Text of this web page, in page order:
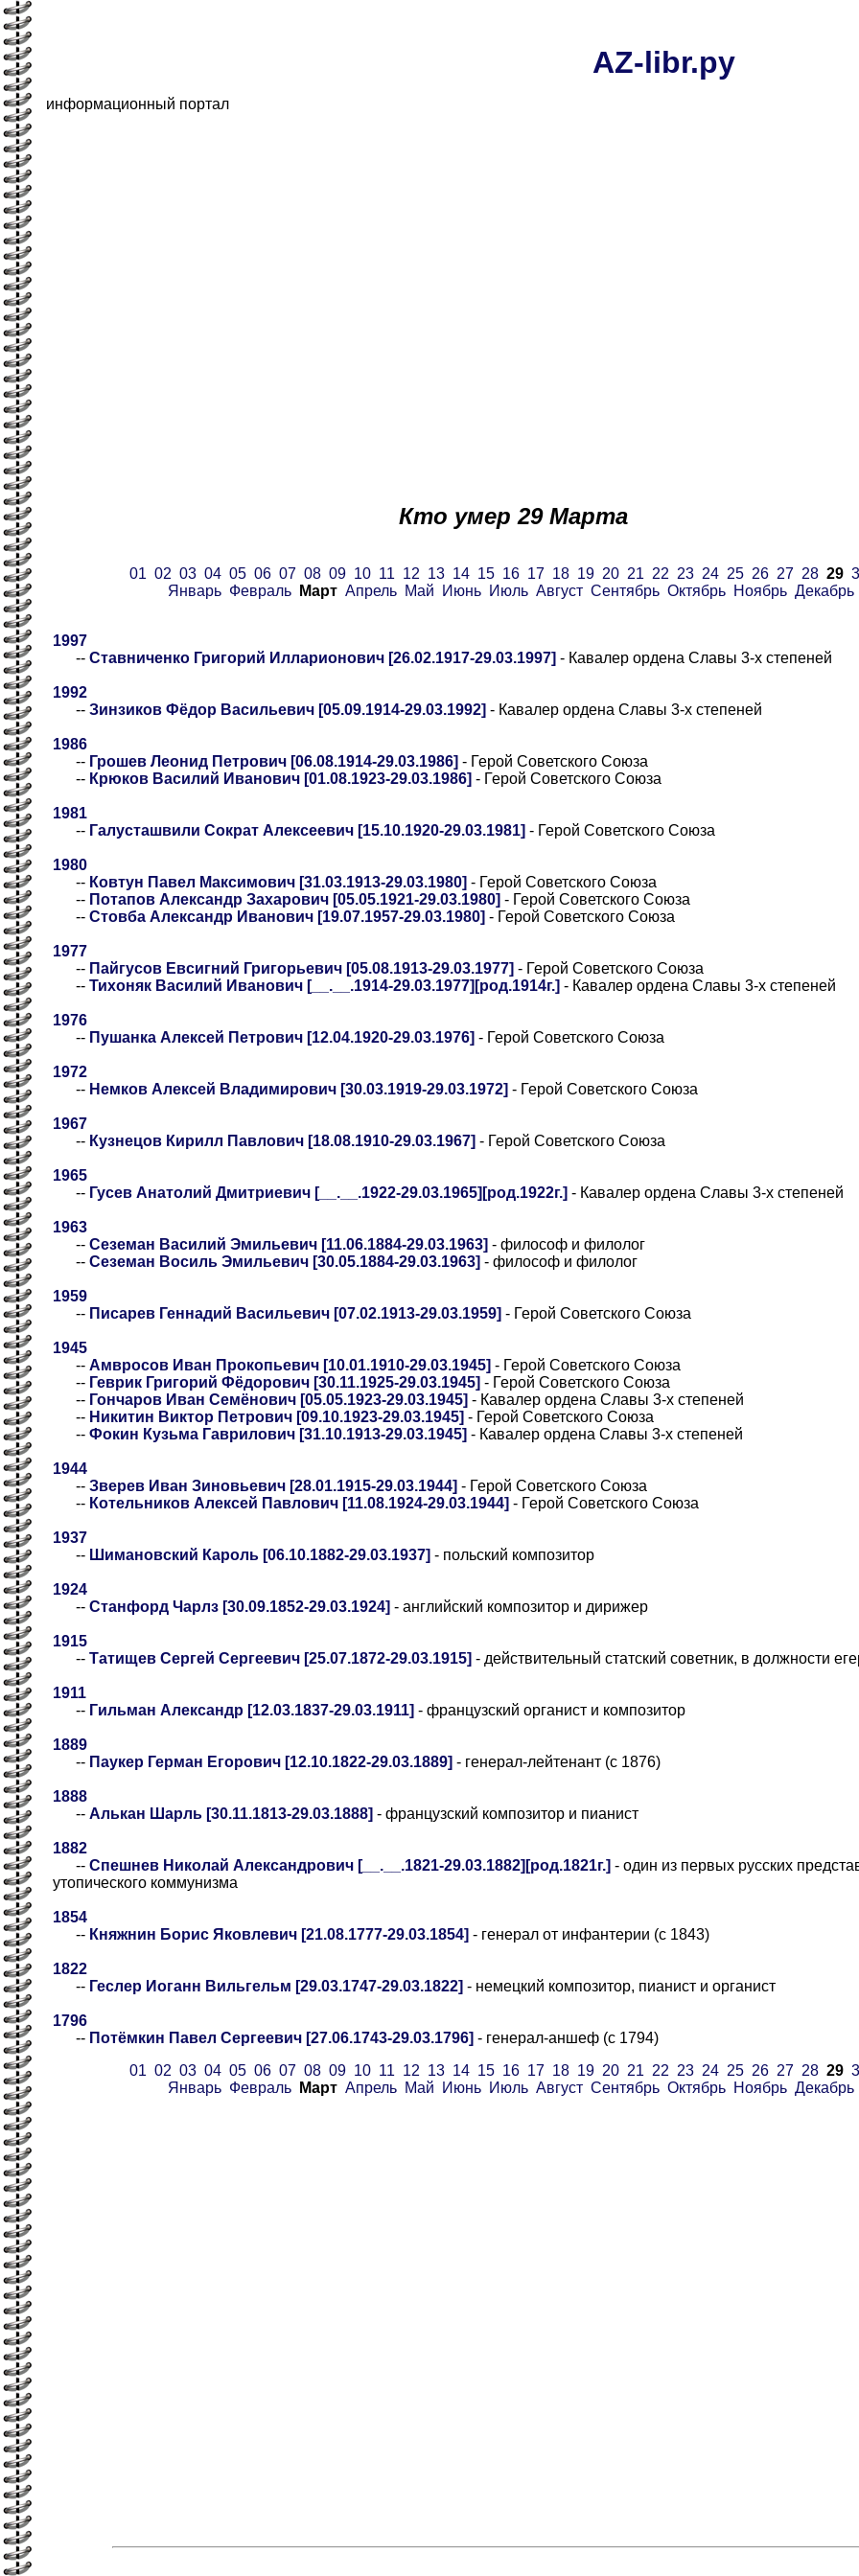
AZ-libr.ру
информационный портал
Кто умер 29 Марта
01 02 03 04 05 06 07 08 09 10 11 12 13 14 15 16 17 18 19 20 21 22 23 24 25 26 27 28 29
Январь Февраль Март Апрель Май Июнь Июль Август Сентябрь Октябрь Ноябрь Декабрь
1997
-- Ставниченко Григорий Илларионович [26.02.1917-29.03.1997] - Кавалер ордена Славы 3-х степеней
1992
-- Зинзиков Фёдор Васильевич [05.09.1914-29.03.1992] - Кавалер ордена Славы 3-х степеней
1986
-- Грошев Леонид Петрович [06.08.1914-29.03.1986] - Герой Советского Союза
-- Крюков Василий Иванович [01.08.1923-29.03.1986] - Герой Советского Союза
1981
-- Галусташвили Сократ Алексеевич [15.10.1920-29.03.1981] - Герой Советского Союза
1980
-- Ковтун Павел Максимович [31.03.1913-29.03.1980] - Герой Советского Союза
-- Потапов Александр Захарович [05.05.1921-29.03.1980] - Герой Советского Союза
-- Стовба Александр Иванович [19.07.1957-29.03.1980] - Герой Советского Союза
1977
-- Пайгусов Евсигний Григорьевич [05.08.1913-29.03.1977] - Герой Советского Союза
-- Тихоняк Василий Иванович [__.__.1914-29.03.1977][род.1914г.] - Кавалер ордена Славы 3-х степеней
1976
-- Пушанка Алексей Петрович [12.04.1920-29.03.1976] - Герой Советского Союза
1972
-- Немков Алексей Владимирович [30.03.1919-29.03.1972] - Герой Советского Союза
1967
-- Кузнецов Кирилл Павлович [18.08.1910-29.03.1967] - Герой Советского Союза
1965
-- Гусев Анатолий Дмитриевич [__.__.1922-29.03.1965][род.1922г.] - Кавалер ордена Славы 3-х степеней
1963
-- Сеземан Василий Эмильевич [11.06.1884-29.03.1963] - философ и филолог
-- Сеземан Восиль Эмильевич [30.05.1884-29.03.1963] - философ и филолог
1959
-- Писарев Геннадий Васильевич [07.02.1913-29.03.1959] - Герой Советского Союза
1945
-- Амвросов Иван Прокопьевич [10.01.1910-29.03.1945] - Герой Советского Союза
-- Геврик Григорий Фёдорович [30.11.1925-29.03.1945] - Герой Советского Союза
-- Гончаров Иван Семёнович [05.05.1923-29.03.1945] - Кавалер ордена Славы 3-х степеней
-- Никитин Виктор Петрович [09.10.1923-29.03.1945] - Герой Советского Союза
-- Фокин Кузьма Гаврилович [31.10.1913-29.03.1945] - Кавалер ордена Славы 3-х степеней
1944
-- Зверев Иван Зиновьевич [28.01.1915-29.03.1944] - Герой Советского Союза
-- Котельников Алексей Павлович [11.08.1924-29.03.1944] - Герой Советского Союза
1937
-- Шимановский Кароль [06.10.1882-29.03.1937] - польский композитор
1924
-- Станфорд Чарлз [30.09.1852-29.03.1924] - английский композитор и дирижер
1915
-- Татищев Сергей Сергеевич [25.07.1872-29.03.1915] - действительный статский советник, в должности
1911
-- Гильман Александр [12.03.1837-29.03.1911] - французский органист и композитор
1889
-- Паукер Герман Егорович [12.10.1822-29.03.1889] - генерал-лейтенант (с 1876)
1888
-- Алькан Шарль [30.11.1813-29.03.1888] - французский композитор и пианист
1882
-- Спешнев Николай Александрович [__.__.1821-29.03.1882][род.1821г.] - один из первых русских
утопического коммунизма
1854
-- Княжнин Борис Яковлевич [21.08.1777-29.03.1854] - генерал от инфантерии (с 1843)
1822
-- Геслер Иоганн Вильгельм [29.03.1747-29.03.1822] - немецкий композитор, пианист и органист
1796
-- Потёмкин Павел Сергеевич [27.06.1743-29.03.1796] - генерал-аншеф (с 1794)
01 02 03 04 05 06 07 08 09 10 11 12 13 14 15 16 17 18 19 20 21 22 23 24 25 26 27 28 29
Январь Февраль Март Апрель Май Июнь Июль Август Сентябрь Октябрь Ноябрь Декабрь